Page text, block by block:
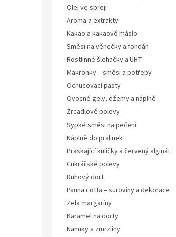
Olej ve spreji
Aroma a extrakty
Kakao a kakaové máslo
Směsi na věnečky a fondán
Rostlinné šlehačky a UHT
Makronky – směsi a potřeby
Ochucovací pasty
Ovocné gely, džemy a náplně
Zrcadlové polevy
Sypké směsi na pečení
Náplně do pralinek
Praskající kuličky a červený alginát
Cukrářské polevy
Duhový dort
Panna cotta – suroviny a dekorace
Zela margaríny
Karamel na dorty
Nanuky a zmrzliny